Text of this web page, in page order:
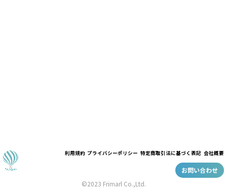
利用規約 プライバシーポリシー 特定商取引法に基づく表記 会社概要
お問い合わせ
©2023 Frimarl Co.,Ltd.